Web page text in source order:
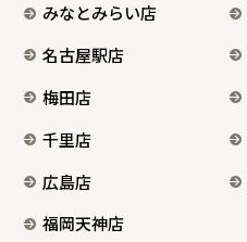
みなとみらい店
名古屋駅店
梅田店
千里店
広島店
福岡天神店